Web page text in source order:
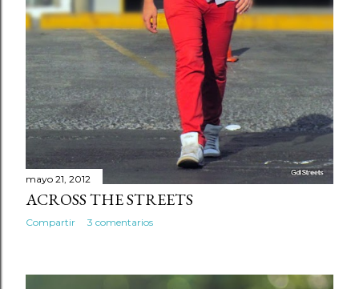
mayo 21, 2012
ACROSS THE STREETS
Compartir 3 comentarios